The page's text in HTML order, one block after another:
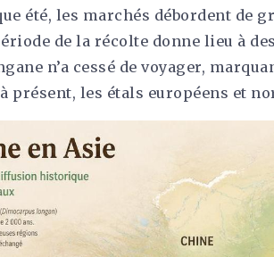
été, les marchés débordent de
de la récolte donne lieu à
n’a cessé de voyager,
présent, les étals européens et